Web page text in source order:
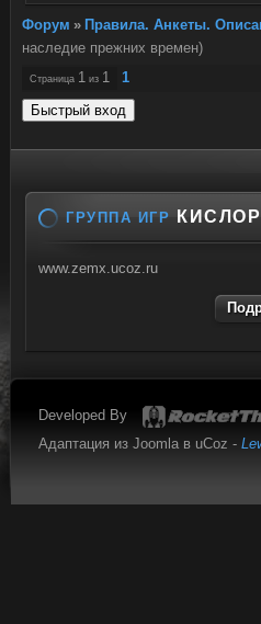
Форум » Правила. Анкеты.
наследие прежних времен)
Страница 1 из 1 1
ГРУППА ИГР
www.zemx.ucoz.ru
Developed By
Адаптация из Joomla в uCoz -